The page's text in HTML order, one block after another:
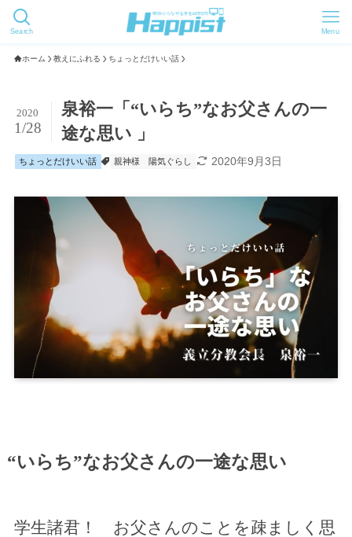
Search Menu
ホーム 教えにふれる ちょっとだけいい話
泉裕一「“いらち”なお父さんの一
途な思い 」
2020
1/28
ちょっとだけいい話 親神様 陽気ぐらし 2020年9月3日
“いらち”なお父さんの一途な思い
学生諸君！ お父さんのことを疎ましく思